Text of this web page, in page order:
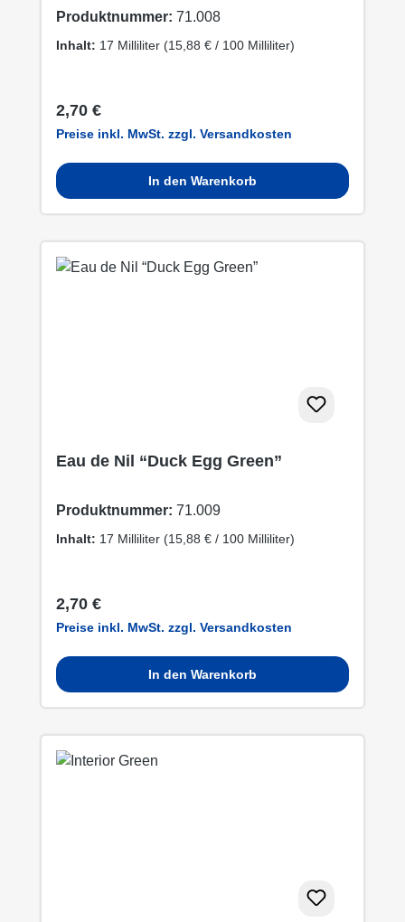
Produktnummer: 71.008
Inhalt: 17 Milliliter (15,88 € / 100 Milliliter)
Regulärer Preis:
2,70 €
Preise inkl. MwSt. zzgl. Versandkosten
In den Warenkorb
Eau de Nil “Duck Egg Green”
Produktnummer: 71.009
Inhalt: 17 Milliliter (15,88 € / 100 Milliliter)
Regulärer Preis:
2,70 €
Preise inkl. MwSt. zzgl. Versandkosten
In den Warenkorb